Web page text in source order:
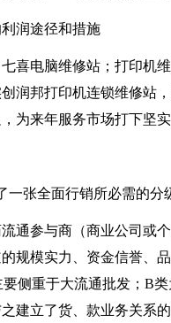
润途径和措施
喜电脑维修站；打印机
润邦打印机连锁维修站
为来年服务市场打下坚
一张全面行销所必需的分
通参与商（商业公司或
规模实力、资金信誉、
侧重于大流通批发；B
建立了货、款业务关系